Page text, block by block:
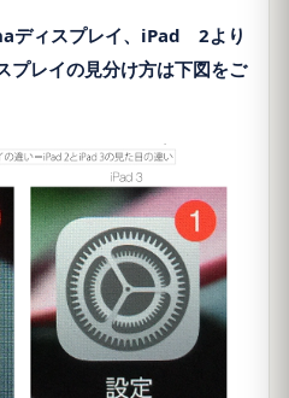
ディスプレイ、 iPad 2より
プレイの見分け方は下図をご